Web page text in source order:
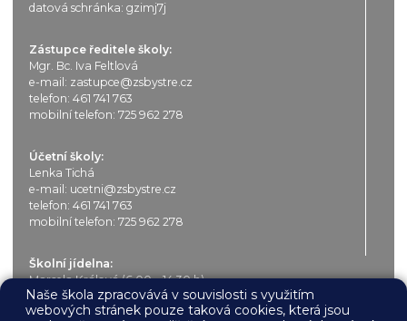
datová schránka: gzimj7j
Zástupce ředitele školy:
Mgr. Bc. Iva Feltlová
e-mail: zastupce@zsbystre.cz
telefon: 461 741 763
mobilní telefon: 725 962 278
Účetní školy:
Lenka Tichá
e-mail: ucetni@zsbystre.cz
telefon: 461 741 763
mobilní telefon: 725 962 278
Školní jídelna:
Marcela Králová (6.00 – 14.30 h)
e-mail:jidelna@zsbystre.cz
telefon:461 741 610
Naše škola zpracovává v souvislosti s využitím
webových stránek pouze taková cookies, která jsou